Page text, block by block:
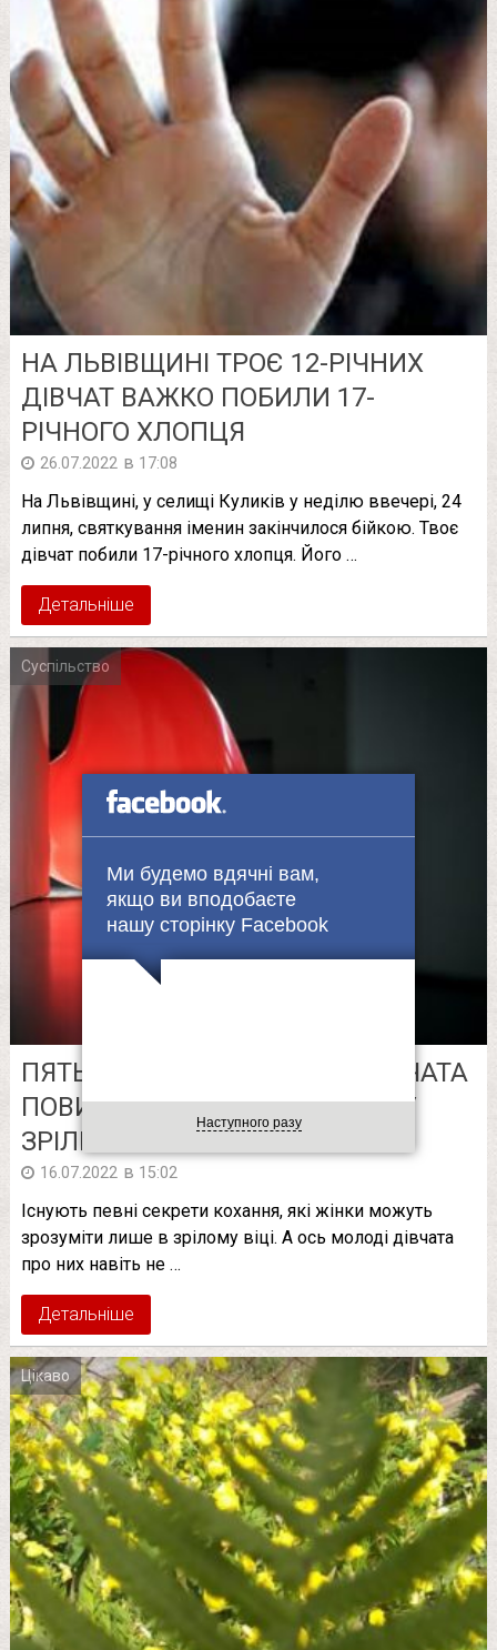
НА ЛЬВІВЩИНІ ТРОЄ 12-РІЧНИХ
ДІВЧАТ ВAЖКO ПОБИЛИ 17-
РІЧНОГО ХЛОПЦЯ
26.07.2022 в 17:08
На Львівщині, у селищі Куликів у неділю ввечері, 24
липня, святкування іменин закінчилося бійкою. Твоє
дівчат побили 17-річного хлопця. Його …
Детальніше
Суспільство
ПЯТЬ СЕКРЕТІВ КОХАННЯ: ДІВЧАТА
ПОВИННІ НАВЧИТИСЯ ЦЬОГО У
ЗРІЛИХ ЖІНОК
16.07.2022 в 15:02
Існують певні секрети кохання, які жінки можуть
зрозуміти лише в зрілому віці. А ось молоді дівчата
про них навіть не …
Детальніше
Цікаво
Ми будемо вдячні вам,
якщо ви вподобаєте
нашу сторінку Facebook
Наступного разу